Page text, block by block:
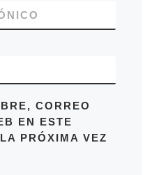
CORREO
EN ESTE
PRÓXIMA VEZ